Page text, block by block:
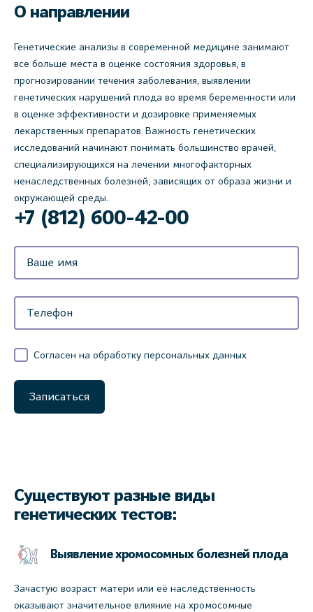
О направлении
Генетические анализы в современной медицине занимают
все больше места в оценке состояния здоровья, в
прогнозировании течения заболевания, выявлении
генетических нарушений плода во время беременности или
в оценке эффективности и дозировке применяемых
лекарственных препаратов. Важность генетических
исследований начинают понимать большинство врачей,
специализирующихся на лечении многофакторных
ненаследственных болезней, зависящих от образа жизни и
окружающей среды.
‌+7 (812) 600-42-00
Согласен на обработку персональных данных
Записаться
Существуют разные виды
генетических тестов:
Выявление хромосомных болезней плода
Зачастую возраст матери или её наследственность
оказывают значительное влияние на хромосомные